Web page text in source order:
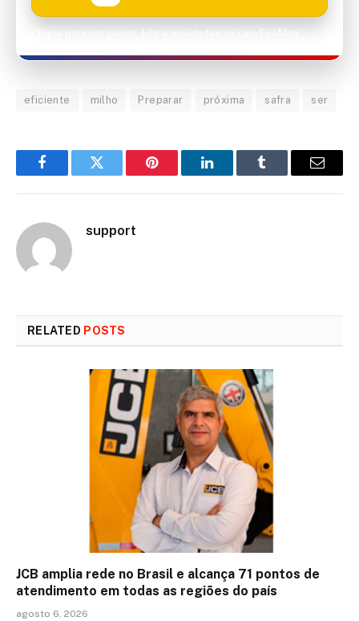
eficiente milho Preparar próxima safra ser
FacebookTwitter Pinterest LinkedInTumblr Email
support
RELATED POSTS
JCB amplia rede no Brasil e alcança 71 pontos de
atendimento em todas as regiões do país
agosto 6, 2026